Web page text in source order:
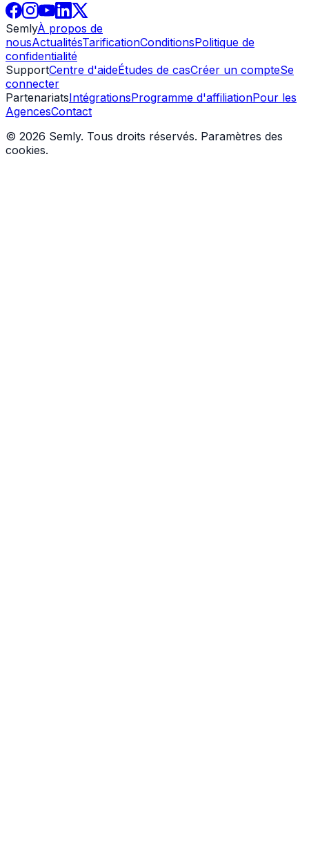
SemlyÀ propos de
nousActualitésTarificationConditionsPolitique de
confidentialité
SupportCentre d'aideÉtudes de casCréer un compteSe
connecter
PartenariatsIntégrationsProgramme d'affiliationPour les
AgencesContact
© 2026 Semly. Tous droits réservés. Paramètres des
cookies.